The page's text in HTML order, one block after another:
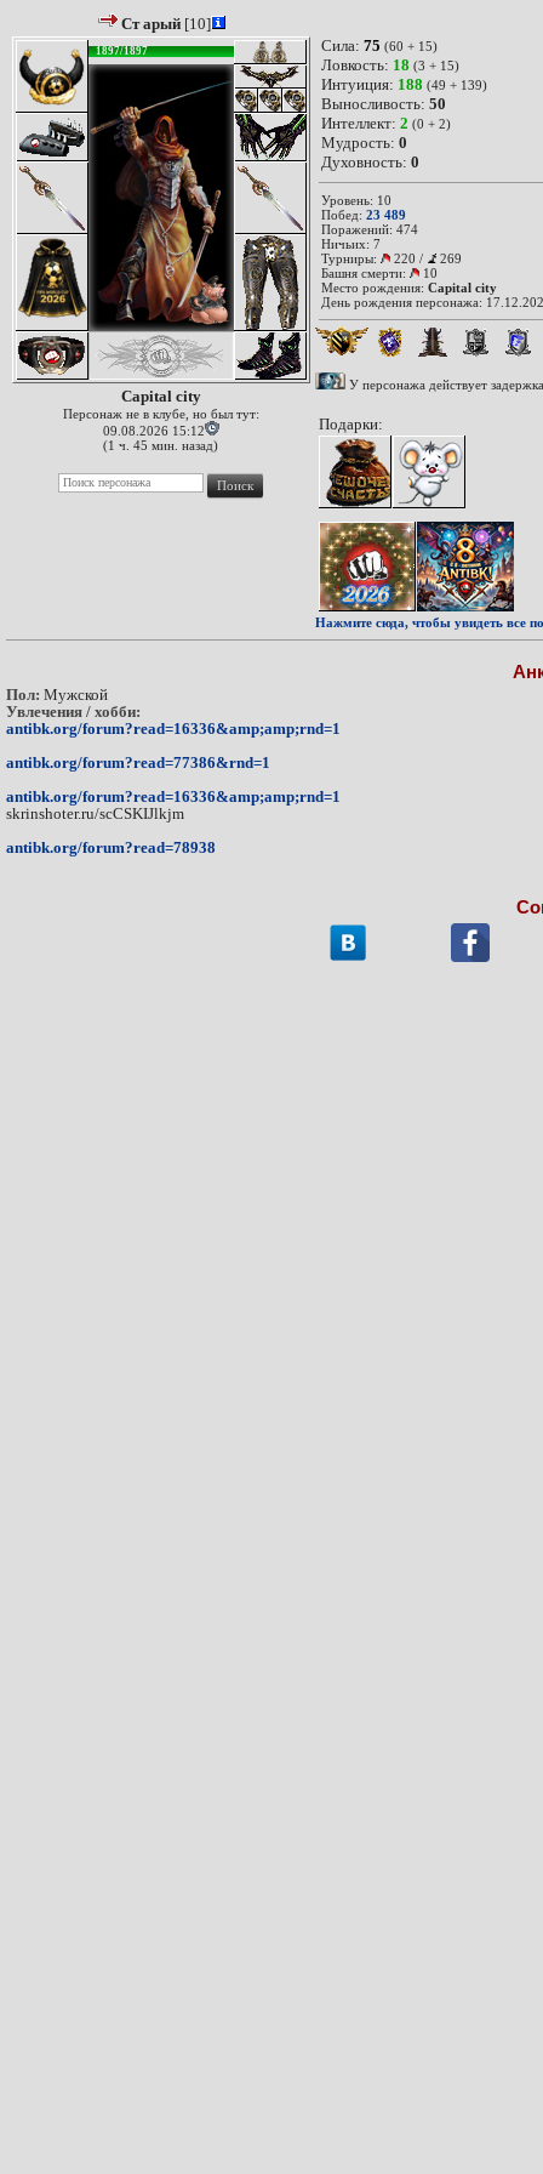
Ст арый[10]
1897/1897
Capital city
Персонаж не в клубе, но был тут:
09.08.2026 15:12
(1 ч. 45 мин. назад)
Сила: 75 (60 + 15)
Ловкость: 18 (3 + 15)
Интуиция: 188 (49 + 139)
Выносливость: 50
Интеллект: 2 (0 + 2)
Мудрость: 0
Духовность: 0
Уровень: 10
Побед: 23 489
Поражений: 474
Ничьих: 7
Турниры:
220 /
269
Башня смерти:
10
Место рождения: Capital city
День рождения персонажа:
У персонажа действует
Подарки:
Нажмите сюда, чтобы увидеть все
Пол: Мужской
Увлечения / хобби:
antibk.org/forum?read=16336&amp;amp;rnd=1
antibk.org/forum?read=77386&rnd=1
antibk.org/forum?read=16336&amp;amp;rnd=1
skrinshoter.ru/scCSKIJlkjm
antibk.org/forum?read=78938